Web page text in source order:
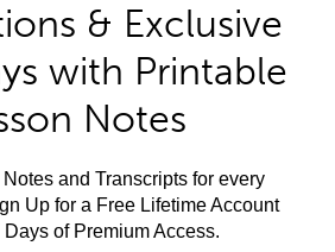
& Exclusive
with Printable
Notes
and Transcripts for every
Up for a Free Lifetime Account
Days of Premium Access.